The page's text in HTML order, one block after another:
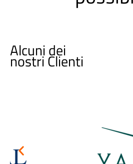
Alcuni dei
nostri Clienti